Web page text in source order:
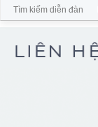
Tìm kiếm diễn đàn